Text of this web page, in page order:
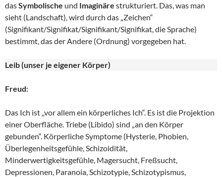
dasSymbolische und Imaginäre strukturiert. Das, was man
sieht (Landschaft), wird durch das „Zeichen“
(Signifikant/Signifikat/Signifikant/Signifikat, die Sprache)
bestimmt, das der Andere (Ordnung) vorgegeben hat.
Leib (unser je eigener Körper)
Freud:
Das Ich ist „vor allem ein körperliches Ich“. Es ist die Projektion
einer Oberfläche. Triebe (Libido) sind „an den Körper
gebunden“. Körperliche Symptome (Hysterie, Phobien,
Überlegenheitsgefühle, Schizoidität,
Minderwertigkeitsgefühle, Magersucht, Freßsucht,
Depressionen, Paranoia, Schizotypie, Schizotypismus,